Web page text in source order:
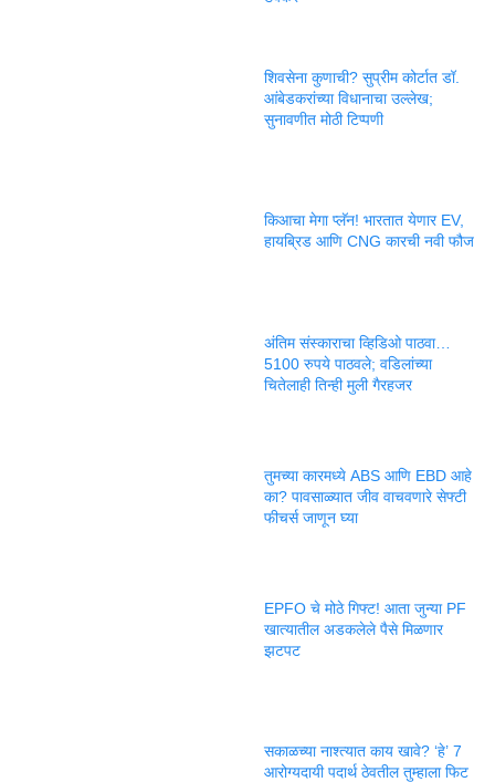
शिवसेना कुणाची? सुप्रीम कोर्टात डॉ.
आंबेडकरांच्या विधानाचा उल्लेख;
सुनावणीत मोठी टिप्पणी
किआचा मेगा प्लॅन! भारतात येणार EV,
हायब्रिड आणि CNG कारची नवी फौज
अंतिम संस्काराचा व्हिडिओ पाठवा…
5100 रुपये पाठवले; वडिलांच्या
चितेलाही तिन्ही मुली गैरहजर
तुमच्या कारमध्ये ABS आणि EBD आहे
का? पावसाळ्यात जीव वाचवणारे सेफ्टी
फीचर्स जाणून घ्या
EPFO चे मोठे गिफ्ट! आता जुन्या PF
खात्यातील अडकलेले पैसे मिळणार
झटपट
सकाळच्या नाश्त्यात काय खावे? ‘हे’ 7
आरोग्यदायी पदार्थ ठेवतील तुम्हाला फिट